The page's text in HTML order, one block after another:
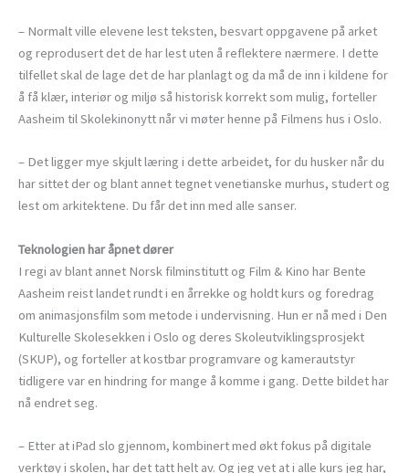
– Normalt ville elevene lest teksten, besvart oppgavene på arket
og reprodusert det de har lest uten å reflektere nærmere. I dette
tilfellet skal de lage det de har planlagt og da må de inn i kildene for
å få klær, interiør og miljø så historisk korrekt som mulig, forteller
Aasheim til Skolekinonytt når vi møter henne på Filmens hus i Oslo.
– Det ligger mye skjult læring i dette arbeidet, for du husker når du
har sittet der og blant annet tegnet venetianske murhus, studert og
lest om arkitektene. Du får det inn med alle sanser.
Teknologien har åpnet dører
I regi av blant annet Norsk filminstitutt og Film & Kino har Bente
Aasheim reist landet rundt i en årrekke og holdt kurs og foredrag
om animasjonsfilm som metode i undervisning. Hun er nå med i Den
Kulturelle Skolesekken i Oslo og deres Skoleutviklingsprosjekt
(SKUP), og forteller at kostbar programvare og kamerautstyr
tidligere var en hindring for mange å komme i gang. Dette bildet har
nå endret seg.
– Etter at iPad slo gjennom, kombinert med økt fokus på digitale
verktøy i skolen, har det tatt helt av. Og jeg vet at i alle kurs jeg har,